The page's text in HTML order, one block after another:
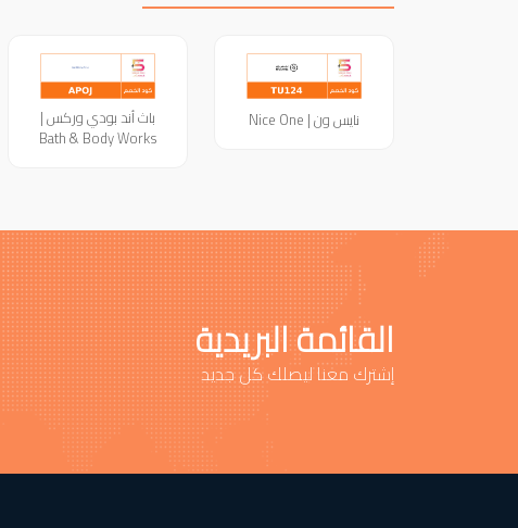
نايس ون | Nice One باث أند بودي وركس |
Bath & Body Works
القائمة البريدية
إشترك معنا ليصلك كل جديد